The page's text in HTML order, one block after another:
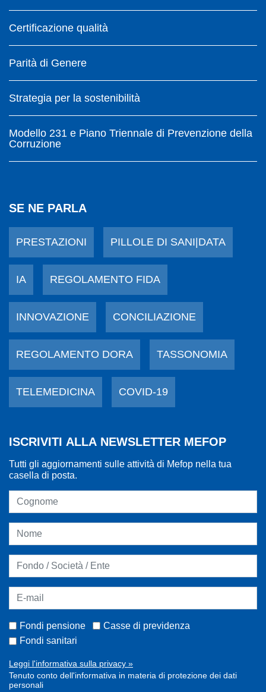
Certificazione qualità
Parità di Genere
Strategia per la sostenibilità
Modello 231 e Piano Triennale di Prevenzione della
Corruzione
SE NE PARLA
PRESTAZIONI PILLOLE DI SANI|DATA
IA REGOLAMENTO FIDA
INNOVAZIONE CONCILIAZIONE
REGOLAMENTO DORA TASSONOMIA
TELEMEDICINA COVID-19
ISCRIVITI ALLA NEWSLETTER MEFOP
Tutti gli aggiornamenti sulle attività di Mefop nella tua
casella di posta.
Fondi pensione
Casse di previdenza
Fondi sanitari
Leggi l'informativa sulla privacy »
Tenuto conto dell'informativa in materia di protezione dei dati
personali